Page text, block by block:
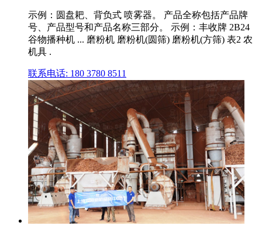
示例：圆盘耙、背负式 喷雾器。 产品全称包括产品牌
号、产品型号和产品名称三部分。 示例：丰收牌 2B24
谷物播种机 ... 磨粉机 磨粉机(圆筛) 磨粉机(方筛) 表2 农
机具 .
联系电话: 180 3780 8511